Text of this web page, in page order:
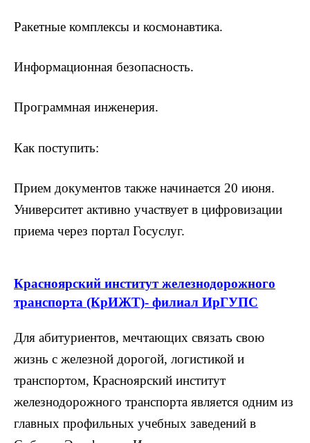
Ракетные комплексы и космонавтика.
Информационная безопасность.
Программная инженерия.
Как поступить:
Прием документов также начинается 20 июня.
Университет активно участвует в цифровизации
приема через портал Госуслуг.
Красноярский институт железнодорожного
транспорта (КрИЖТ)- филиал ИрГУПС
Для абитуриентов, мечтающих связать свою
жизнь с железной дорогой, логистикой и
транспортом, Красноярский институт
железнодорожного транспорта является одним из
главных профильных учебных заведений в